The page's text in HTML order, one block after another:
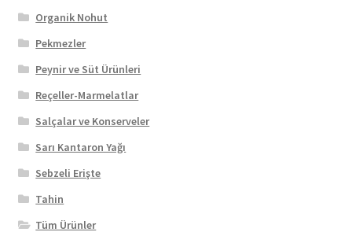
Organik Nohut
Pekmezler
Peynir ve Süt Ürünleri
Reçeller-Marmelatlar
Salçalar ve Konserveler
Sarı Kantaron Yağı
Sebzeli Erişte
Tahin
Tüm Ürünler